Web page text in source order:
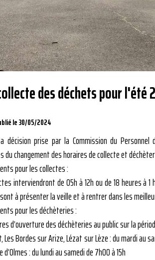
des déchets pour l'été
le 30/05/2024
décision prise par la Commission du Personnel
du changement des horaires de collecte et
pour les collectes :
interviendront de 05h à 12h ou de 18 heures à
à présenter la veille et à rentrer dans les
pour les déchèteries :
d’ouverture des déchèteries au public sur la
Les Bordes sur Arize, Lézat sur Lèze : du mardi au
d’Olmes : du lundi au samedi de 7h00 à 15h